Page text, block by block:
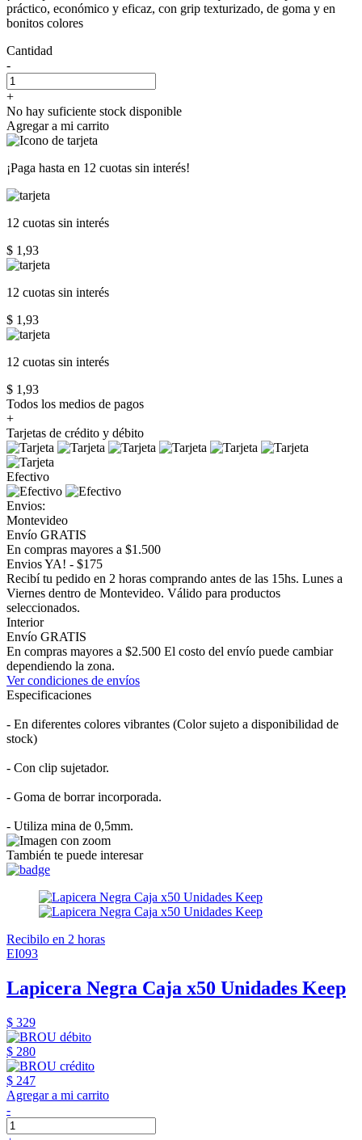
práctico, económico y eficaz, con grip texturizado, de goma y en
bonitos colores
Cantidad
-
+
No hay suficiente stock disponible
Agregar a mi carrito
¡Paga hasta en 12 cuotas sin interés!
12 cuotas sin interés
$ 1,93
12 cuotas sin interés
$ 1,93
12 cuotas sin interés
$ 1,93
Todos los medios de pagos
+
Tarjetas de crédito y débito
Efectivo
Envios:
Montevideo
Envío GRATIS
En compras mayores a $1.500
Envios YA! - $175
Recibí tu pedido en 2 horas comprando antes de las 15hs. Lunes a
Viernes dentro de Montevideo. Válido para productos
seleccionados.
Interior
Envío GRATIS
En compras mayores a $2.500 El costo del envío puede cambiar
dependiendo la zona.
Ver condiciones de envíos
Especificaciones
- En diferentes colores vibrantes (Color sujeto a disponibilidad de
stock)
- Con clip sujetador.
- Goma de borrar incorporada.
- Utiliza mina de 0,5mm.
También te puede interesar
Recibilo en 2 horas
EI093
Lapicera Negra Caja x50 Unidades Keep
$ 329
$ 280
$ 247
Agregar a mi carrito
-